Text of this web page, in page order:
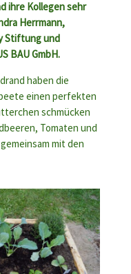
ihre Kollegen sehr
Herrmann,
Stiftung und
BAU GmbH.
haben die
einen perfekten
schmücken
Tomaten und
mit den